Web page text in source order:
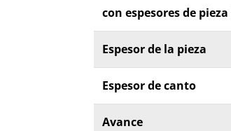
con espesores de
Espesor de la pieza
Espesor de canto
Avance